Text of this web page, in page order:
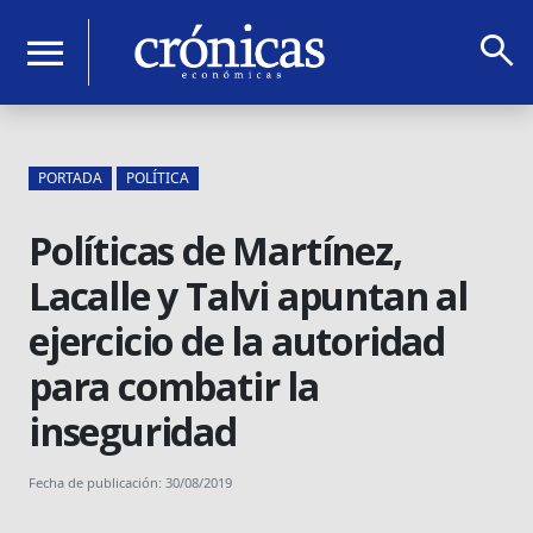
menu search
PORTADA POLÍTICA
Políticas de Martínez,
Lacalle y Talvi apuntan al
ejercicio de la autoridad
para combatir la
inseguridad
Fecha de publicación: 30/08/2019